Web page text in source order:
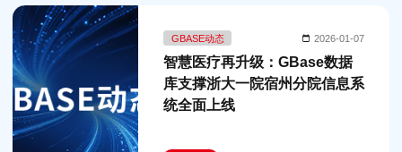
GBASE动态 2026-01-07
智慧医疗再升级：GBase数据
库支撑浙大一院宿州分院信息系
统全面上线